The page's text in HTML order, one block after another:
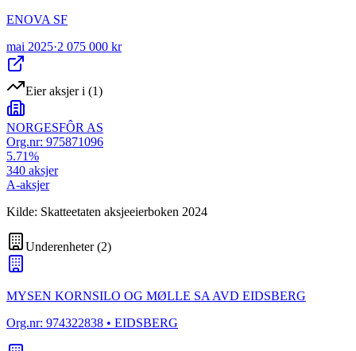
ENOVA SF
mai 2025·2 075 000 kr
Eier aksjer i (1)
NORGESFÔR AS
Org.nr: 975871096
5.71%
340 aksjer
A-aksjer
Kilde: Skatteetaten aksjeeierboken 2024
Underenheter(2)
MYSEN KORNSILO OG MØLLE SA AVD EIDSBERG
Org.nr: 974322838 • EIDSBERG